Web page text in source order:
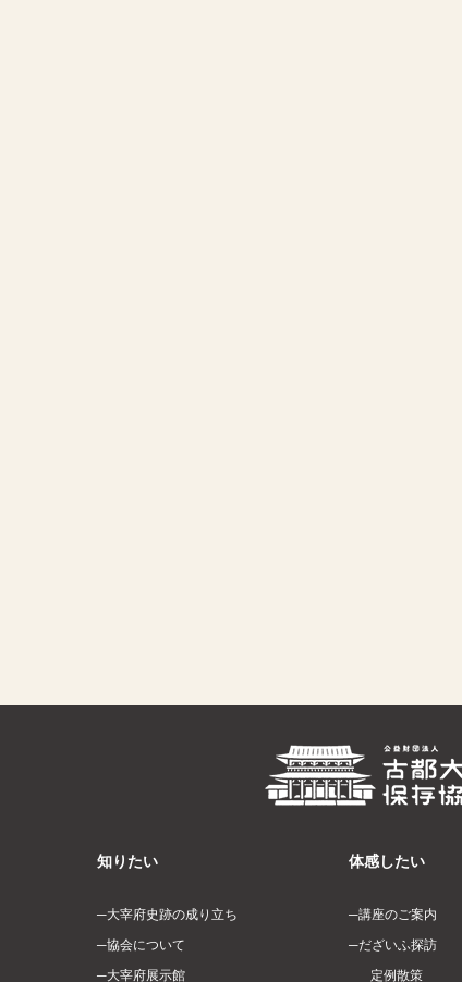
知りたい
大宰府史跡の成り立ち
協会について
大宰府展示館
体感したい
講座のご案内
だざいふ探訪
定例散策